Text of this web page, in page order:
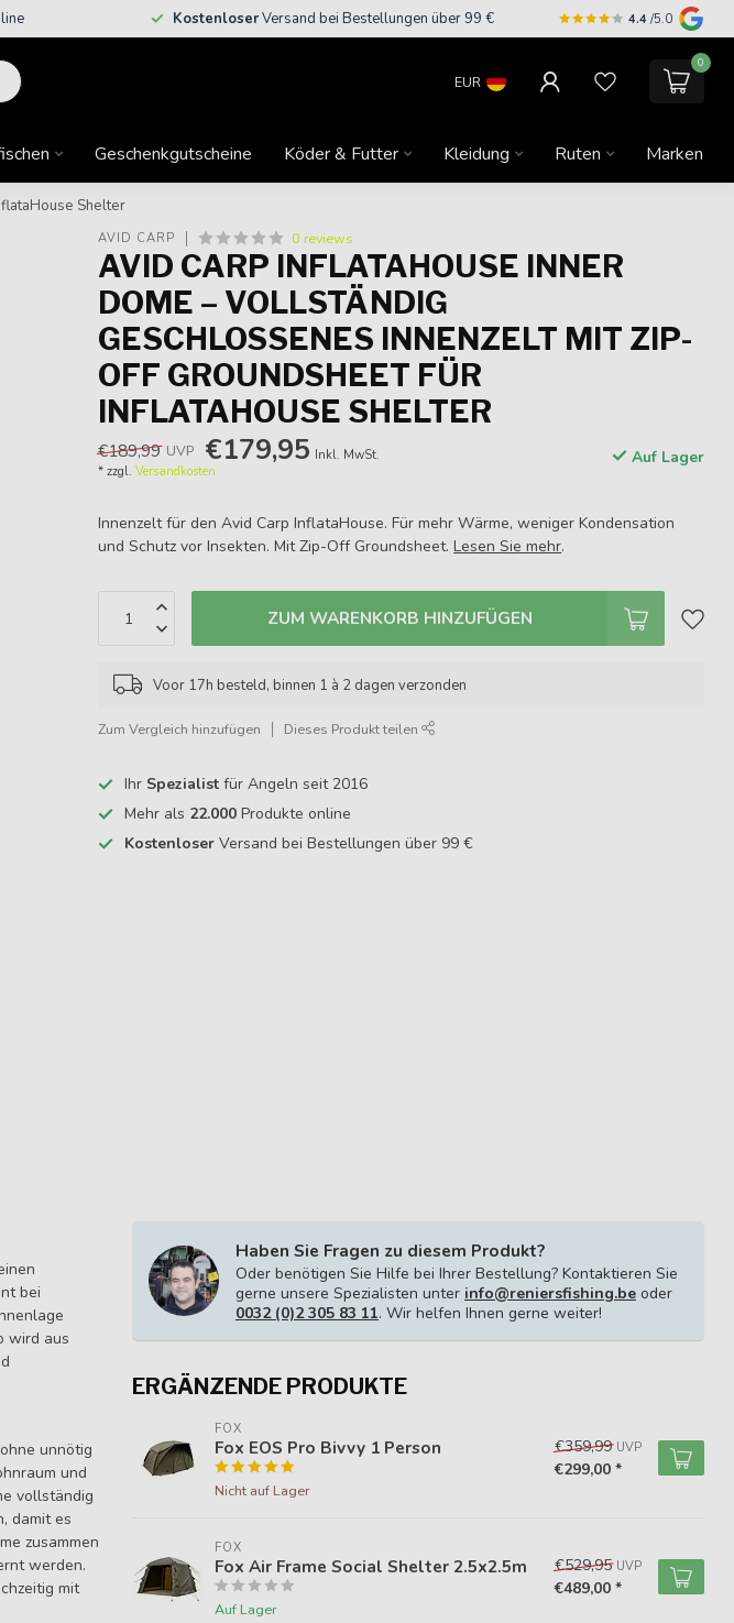
KostenloserVersand bei Bestellungen über 99 € 4.4 /5.0
EUR
0
Geschenkgutscheine Köder & Futter Kleidung Ruten Marken
Shelter
AVID CARP 0 reviews
AVID CARP INFLATAHOUSE INNER
DOME – VOLLSTÄNDIG
GESCHLOSSENES INNENZELT MIT ZIP-
OFF GROUNDSHEET FÜR
INFLATAHOUSE SHELTER
€189,99 UVP €179,95 Inkl. MwSt.
* zzgl.Versandkosten
Auf Lager
Innenzelt für den Avid Carp InflataHouse. Für mehr Wärme, weniger Kondensation
und Schutz vor Insekten. Mit Zip-Off Groundsheet.Lesen Sie mehr.
ZUM WARENKORB HINZUFÜGEN
Voor 17h besteld, binnen 1 à 2 dagen verzonden
Zum Vergleich hinzufügen Dieses Produkt teilen
Ihr Spezialist für Angeln seit 2016
Mehr als 22.000 Produkte online
Kostenloser Versand bei Bestellungen über 99 €
bei
wird aus
unnötig
und
vollständig
damit es
zusammen
werden.
mit
Haben Sie Fragen zu diesem Produkt?
Oder benötigen Sie Hilfe bei Ihrer Bestellung? Kontaktieren Sie
gerne unsere Spezialisten unter info@reniersfishing.be oder
0032 (0)2 305 83 11. Wir helfen Ihnen gerne weiter!
ERGÄNZENDE PRODUKTE
FOX
Fox EOS Pro Bivvy 1 Person
Nicht auf Lager
€359,99 UVP
€299,00 *
FOX
Fox Air Frame Social Shelter 2.5x2.5m
Auf Lager
€529,95 UVP
€489,00 *